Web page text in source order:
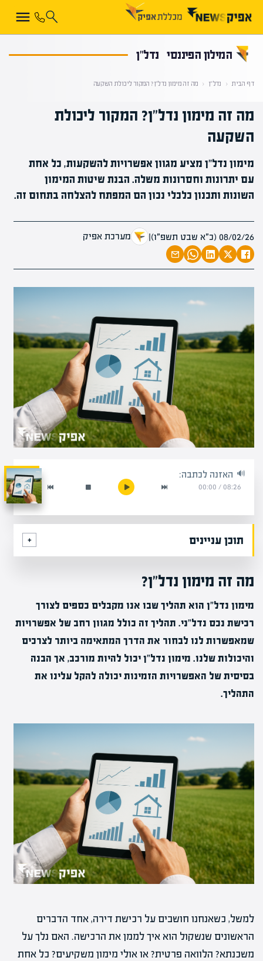
המילון הפיננסי נדל"ן
דף הבית ‹ נדל"ן ‹ מה זה מימון נדל"ן? המקור ליכולת השקעה
מה זה מימון נדל"ן? המקור ליכולת
השקעה
מימון נדל"ן מציע מגוון אפשרויות להשקעות, כל אחת
עם יתרונות וחסרונות משלה. הבנת שיטות המימון
השונות ותכנון כלכלי נכון הם המפתח להצלחה בתחום זה.
08/02/26 (כ״א שבט תשפ״ו) | מערכת אפיק
האזנה לכתבה:
08:26
/
00:00
תוכן עניינים
מה זה מימון נדל"ן?
מימון נדל"ן הוא תהליך שבו אנו מקבלים כספים לצורך
רכישת נכס נדל"ני. תהליך זה כולל מגוון רחב של אפשרויות
שמאפשרות לנו לבחור את הדרך המתאימה ביותר לצרכים
והיכולות שלנו. מימון נדל"ן יכול להיות מורכב, אך הבנה
בסיסית של האפשרויות הזמינות יכולה להקל עלינו את
התהליך.
למשל, כשאנחנו חושבים על רכישת דירה, אחד הדברים
הראשונים שנשקול הוא איך לממן את הרכישה. האם נלך על
משכנתא? הלוואה פרטית? או אולי מימון משקיעים? כל אחת